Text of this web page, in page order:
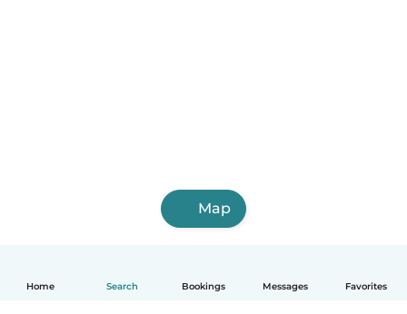
Home Search Bookings Messages Favorites
Map